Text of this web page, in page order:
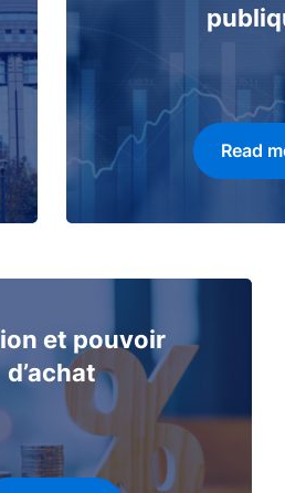
Read
et pouvoir
d’achat